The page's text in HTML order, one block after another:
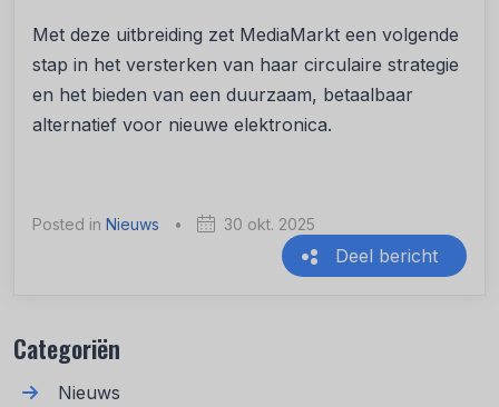
Met deze uitbreiding zet MediaMarkt een volgende
stap in het versterken van haar circulaire strategie
en het bieden van een duurzaam, betaalbaar
alternatief voor nieuwe elektronica.
Posted in Nieuws • 30 okt. 2025
Deel bericht
Categoriën
Nieuws